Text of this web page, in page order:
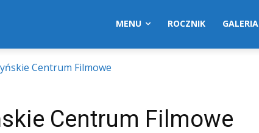
MENU ROCZNIK GALERIA
Centrum Filmowe
Centrum Filmowe